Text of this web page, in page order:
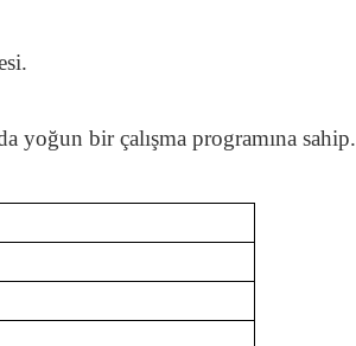
yoğun bir çalışma programına sahip.